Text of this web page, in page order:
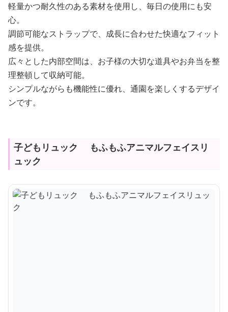
軽量かつ耐久性のある素材を使用し、毎日の使用にも安
心。
調節可能なストラップで、成長に合わせた快適なフィット
感を提供。
広々とした内部空間は、お子様の大切な道具やお弁当を整
理整頓して収納可能。
シンプルながらも機能性に優れ、通園を楽しくするデザイ
ンです。
子どもリュック もふもふアニマルフェイスリ
ュック